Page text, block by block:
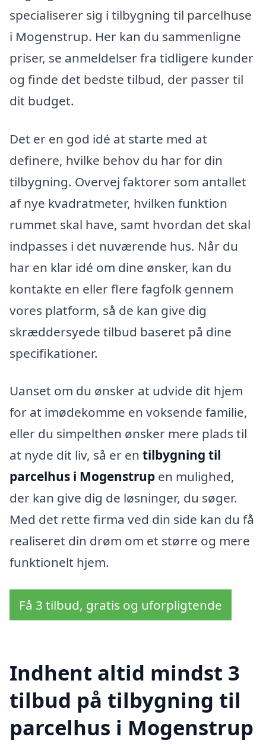
specialiserer sig i tilbygning til parcelhuse
i Mogenstrup. Her kan du sammenligne
priser, se anmeldelser fra tidligere kunder
og finde det bedste tilbud, der passer til
dit budget.
Det er en god idé at starte med at
definere, hvilke behov du har for din
tilbygning. Overvej faktorer som antallet
af nye kvadratmeter, hvilken funktion
rummet skal have, samt hvordan det skal
indpasses i det nuværende hus. Når du
har en klar idé om dine ønsker, kan du
kontakte en eller flere fagfolk gennem
vores platform, så de kan give dig
skræddersyede tilbud baseret på dine
specifikationer.
Uanset om du ønsker at udvide dit hjem
for at imødekomme en voksende familie,
eller du simpelthen ønsker mere plads til
at nyde dit liv, så er en tilbygning til
parcelhus i Mogenstrup en mulighed,
der kan give dig de løsninger, du søger.
Med det rette firma ved din side kan du få
realiseret din drøm om et større og mere
funktionelt hjem.
Få 3 tilbud, gratis og uforpligtende
Indhent altid mindst 3
tilbud på tilbygning til
parcelhus i Mogenstrup